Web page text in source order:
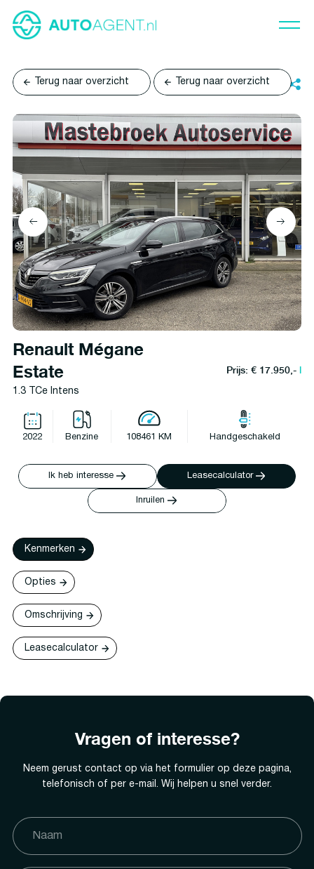
Terug naar overzicht Terug naar overzicht
Renault Mégane
Estate
1.3 TCe Intens
Prijs: € 17.950,-l
2022 Benzine 108461 KM Handgeschakeld
Ik heb interesse Leasecalculator
Inruilen
Kenmerken
Opties
Omschrijving
Leasecalculator
Vragen of interesse?
Neem gerust contact op via het formulier op deze pagina,
telefonisch of per e-mail. Wij helpen u snel verder.